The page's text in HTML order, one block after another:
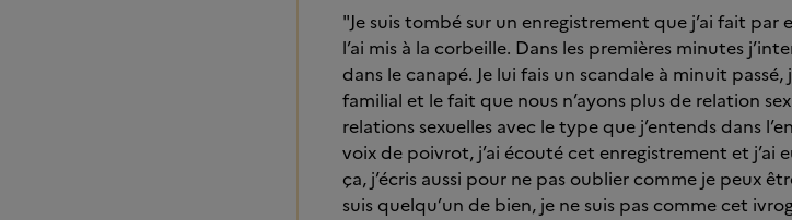
"Je suis tombé sur un enregistrement que j’ai fait par
l’ai mis à la corbeille. Dans les premières minutes
dans le canapé. Je lui fais un scandale à minuit
familial et le fait que nous n’ayons plus de relation
relations sexuelles avec le type que j’entends dans
voix de poivrot, j’ai écouté cet enregistrement et j’ai
ça, j’écris aussi pour ne pas oublier comme je peux
suis quelqu’un de bien, je ne suis pas comme cet